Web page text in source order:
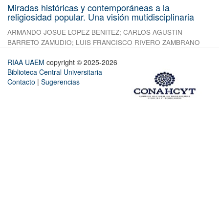
Miradas históricas y contemporáneas a la
religiosidad popular. Una visión mutidisciplinaria
ARMANDO JOSUE LOPEZ BENITEZ; CARLOS AGUSTIN
BARRETO ZAMUDIO; LUIS FRANCISCO RIVERO ZAMBRANO
RIAA UAEM copyright © 2025-2026
Biblioteca Central Universitaria
Contacto | Sugerencias